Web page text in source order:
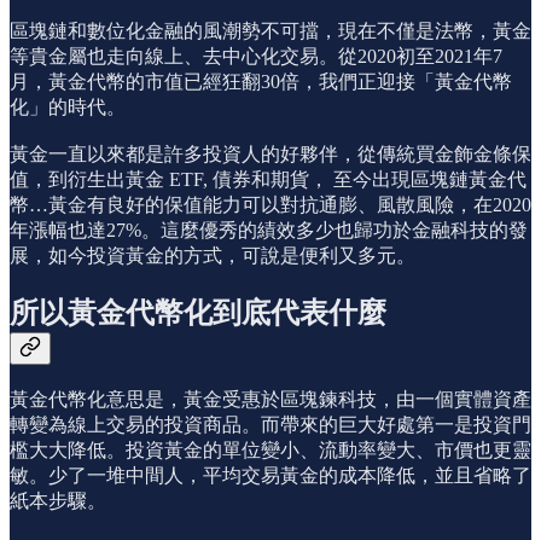
區塊鏈和數位化金融的風潮勢不可擋，現在不僅是法幣，黃金
等貴金屬也走向線上、去中心化交易。從2020初至2021年7
月，黃金代幣的市值已經狂翻30倍，我們正迎接「黃金代幣
化」的時代。
黃金一直以來都是許多投資人的好夥伴，從傳統買金飾金條保
值，到衍生出黃金 ETF, 債券和期貨， 至今出現區塊鏈黃金代
幣…黃金有良好的保值能力可以對抗通膨、風散風險，在2020
年漲幅也達27%。這麼優秀的績效多少也歸功於金融科技的發
展，如今投資黃金的方式，可說是便利又多元。
所以黃金代幣化到底代表什麼
黃金代幣化意思是，黃金受惠於區塊鍊科技，由一個實體資產
轉變為線上交易的投資商品。而帶來的巨大好處第一是投資門
檻大大降低。投資黃金的單位變小、流動率變大、市價也更靈
敏。少了一堆中間人，平均交易黃金的成本降低，並且省略了
紙本步驟。